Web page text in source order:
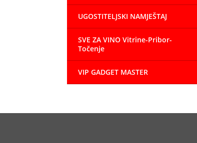
UGOSTITELJSKI NAMJEŠTAJ
SVE ZA VINO Vitrine-Pribor-
Točenje
VIP GADGET MASTER